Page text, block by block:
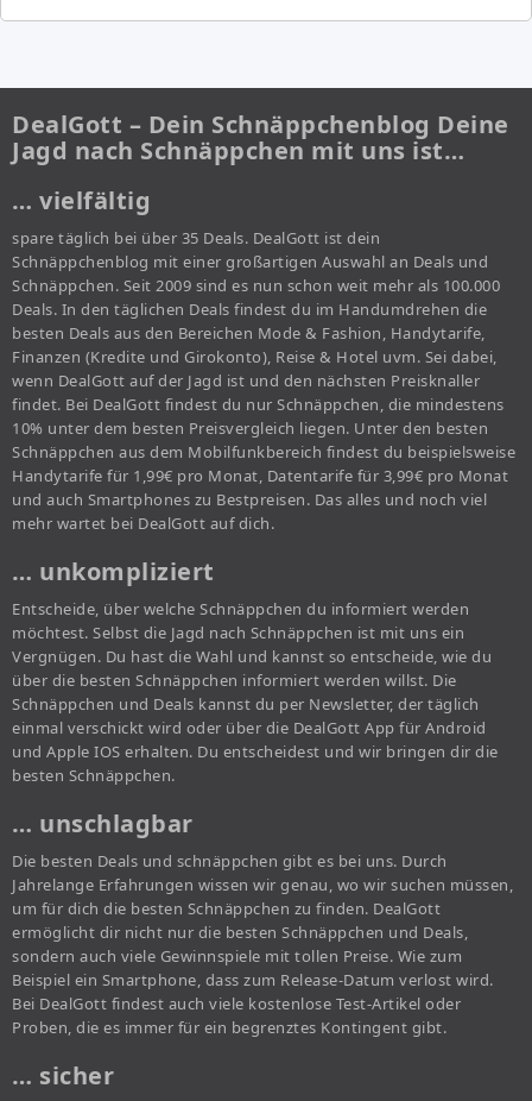
DealGott – Dein Schnäppchenblog Deine
Jagd nach Schnäppchen mit uns ist…
… vielfältig
spare täglich bei über 35 Deals. DealGott ist dein
Schnäppchenblog mit einer großartigen Auswahl an Deals und
Schnäppchen. Seit 2009 sind es nun schon weit mehr als 100.000
Deals. In den täglichen Deals findest du im Handumdrehen die
besten Deals aus den Bereichen Mode & Fashion, Handytarife,
Finanzen (Kredite und Girokonto), Reise & Hotel uvm. Sei dabei,
wenn DealGott auf der Jagd ist und den nächsten Preisknaller
findet. Bei DealGott findest du nur Schnäppchen, die mindestens
10% unter dem besten Preisvergleich liegen. Unter den besten
Schnäppchen aus dem Mobilfunkbereich findest du beispielsweise
Handytarife für 1,99€ pro Monat, Datentarife für 3,99€ pro Monat
und auch Smartphones zu Bestpreisen. Das alles und noch viel
mehr wartet bei DealGott auf dich.
… unkompliziert
Entscheide, über welche Schnäppchen du informiert werden
möchtest. Selbst die Jagd nach Schnäppchen ist mit uns ein
Vergnügen. Du hast die Wahl und kannst so entscheide, wie du
über die besten Schnäppchen informiert werden willst. Die
Schnäppchen und Deals kannst du per Newsletter, der täglich
einmal verschickt wird oder über die DealGott App für Android
und Apple IOS erhalten. Du entscheidest und wir bringen dir die
besten Schnäppchen.
… unschlagbar
Die besten Deals und schnäppchen gibt es bei uns. Durch
Jahrelange Erfahrungen wissen wir genau, wo wir suchen müssen,
um für dich die besten Schnäppchen zu finden. DealGott
ermöglicht dir nicht nur die besten Schnäppchen und Deals,
sondern auch viele Gewinnspiele mit tollen Preise. Wie zum
Beispiel ein Smartphone, dass zum Release-Datum verlost wird.
Bei DealGott findest auch viele kostenlose Test-Artikel oder
Proben, die es immer für ein begrenztes Kontingent gibt.
… sicher